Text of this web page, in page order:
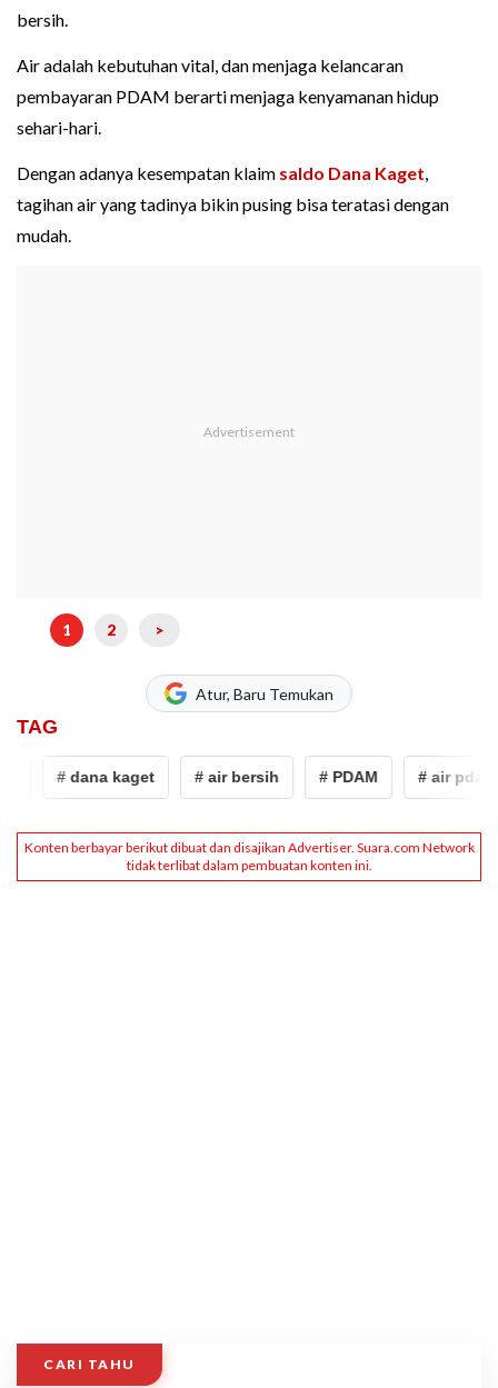
bersih.
Air adalah kebutuhan vital, dan menjaga kelancaran
pembayaran PDAM berarti menjaga kenyamanan hidup
sehari-hari.
Dengan adanya kesempatan klaim saldo Dana Kaget,
tagihan air yang tadinya bikin pusing bisa teratasi dengan
mudah.
1 2 >
Atur, Baru Temukan
TAG
# dana kaget # air bersih # PDAM # air pdam
CARI TAHU